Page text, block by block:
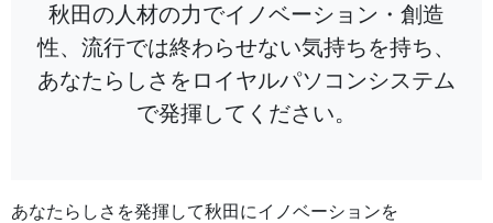
秋田の人材の力でイノベーション・創造
性、流行では終わらせない気持ちを持ち、
あなたらしさをロイヤルパソコンシステム
で発揮してください。
あなたらしさを発揮して秋田にイノベーションを